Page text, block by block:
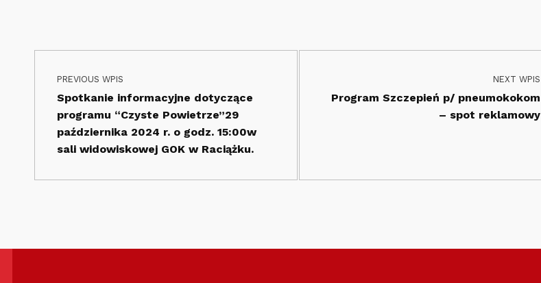
Skip back to main navigation
Nawigacja wpisu
PREVIOUS WPIS
Spotkanie informacyjne dotyczące
programu “Czyste Powietrze”29
października 2024 r. o godz. 15:00w
sali widowiskowej GOK w Raciążku.
NEXT WPIS
Program Szczepień p/ pneumokokom
– spot reklamowy